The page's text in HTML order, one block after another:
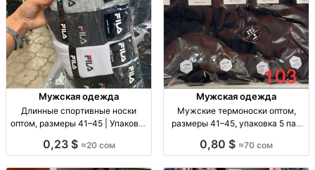
Мужская одежда
Длинные спортивные носки
оптом, размеры 41–45 | Упаковка
45, уп. 10 шт., 20 сом/уп.
0,23 $ ≈20 сом
Мужская одежда
Мужские термоноски оптом,
размеры 41–45, упаковка 5 пар
5 шт., опт.
0,80 $ ≈70 сом